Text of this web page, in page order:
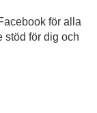
för alla
stöd för dig och